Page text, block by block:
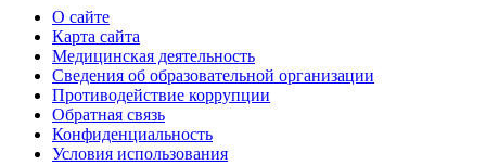
О сайте
Карта сайта
Медицинская деятельность
Сведения об образовательной организации
Противодействие коррупции
Обратная связь
Конфиденциальность
Условия использования